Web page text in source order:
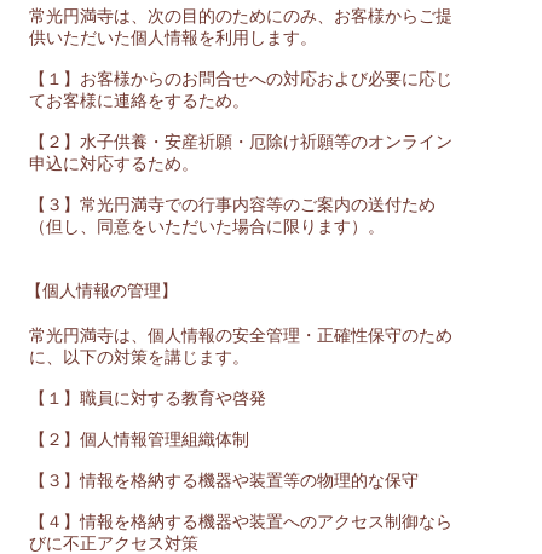
常光円満寺は、次の目的のためにのみ、お客様からご提
供いただいた個人情報を利用します。
【１】お客様からのお問合せへの対応および必要に応じ
てお客様に連絡をするため。
【２】水子供養・安産祈願・厄除け祈願等のオンライン
申込に対応するため。
【３】常光円満寺での行事内容等のご案内の送付ため
（但し、同意をいただいた場合に限ります）。
【個人情報の管理】
常光円満寺は、個人情報の安全管理・正確性保守のため
に、以下の対策を講じます。
【１】職員に対する教育や啓発
【２】個人情報管理組織体制
【３】情報を格納する機器や装置等の物理的な保守
【４】情報を格納する機器や装置へのアクセス制御なら
びに不正アクセス対策